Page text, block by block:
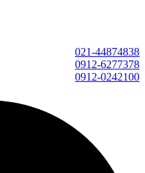
021-44874838
0912-6277378
0912-0242100